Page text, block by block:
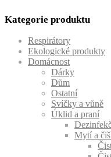
Kategorie produktu
Respirátory
Ekologické produkty
Domácnost
Dárky
Dům
Ostatní
Svíčky a vůně
Úklid a praní
Mytí a